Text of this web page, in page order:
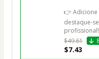
👉 Adicione
destaque-
profissional!
$49.61
$7.43